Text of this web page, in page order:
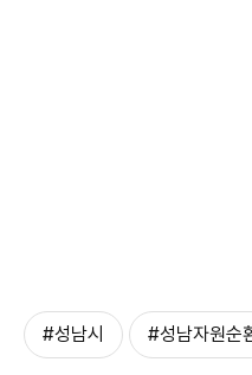
#성남시 #성남자원순